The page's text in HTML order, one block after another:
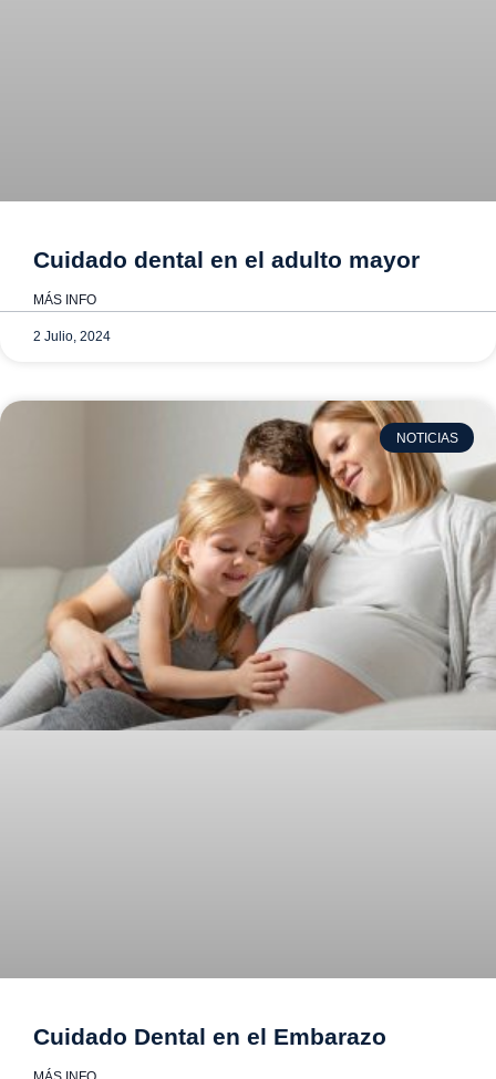
Cuidado dental en el adulto mayor
MÁS INFO
2 Julio, 2024
NOTICIAS
Cuidado Dental en el Embarazo